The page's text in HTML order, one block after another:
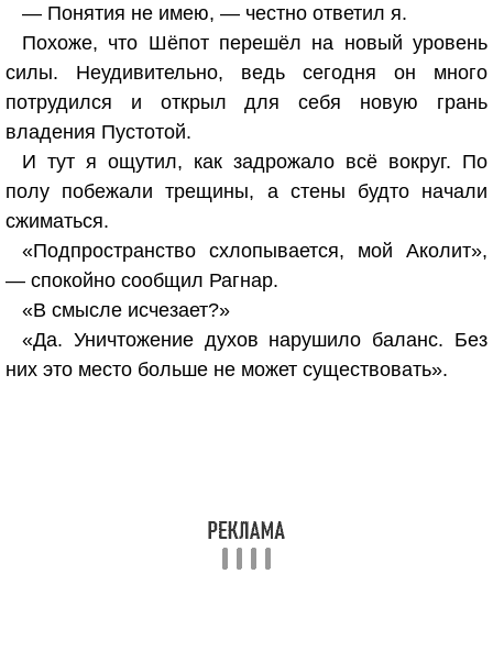
— Понятия не имею, — честно ответил я.
Похоже, что Шёпот перешёл на новый уровень
силы. Неудивительно, ведь сегодня он много
потрудился и открыл для себя новую грань
владения Пустотой.
И тут я ощутил, как задрожало всё вокруг. По
полу побежали трещины, а стены будто начали
сжиматься.
«Подпространство схлопывается, мой Аколит»,
— спокойно сообщил Рагнар.
«В смысле исчезает?»
«Да. Уничтожение духов нарушило баланс. Без
них это место больше не может существовать».